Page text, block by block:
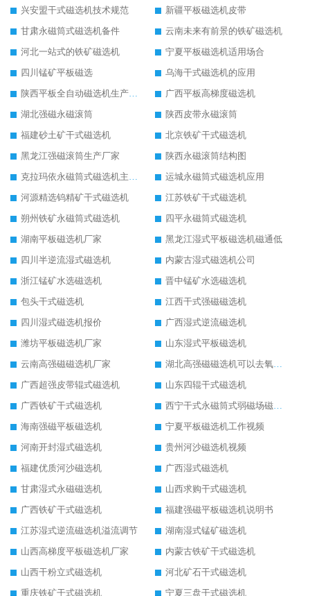
兴安盟干式磁选机技术规范
新疆平板磁选机皮带
甘肃永磁筒式磁选机备件
云南未来有前景的铁矿磁选机
河北一站式的铁矿磁选机
宁夏平板磁选机适用场合
四川锰矿平板磁选
乌海干式磁选机的应用
广西平板高梯度磁选机
湖北强磁永磁滚筒
陕西皮带永磁滚筒
福建砂土矿干式磁选机
北京铁矿干式磁选机
黑龙江强磁滚筒生产厂家
陕西永磁滚筒结构图
运城永磁筒式磁选机应用
河源精选钨精矿干式磁选机
江苏铁矿干式磁选机
朔州铁矿永磁筒式磁选机
四平永磁筒式磁选机
湖南平板磁选机厂家
黑龙江湿式平板磁选机磁通低
四川半逆流湿式磁选机
内蒙古湿式磁选机公司
浙江锰矿水选磁选机
晋中锰矿水选磁选机
包头干式磁选机
江西干式强磁磁选机
四川湿式磁选机报价
广西湿式逆流磁选机
潍坊平板磁选机厂家
山东湿式平板磁选机
云南高强磁磁选机厂家
广西超强皮带辊式磁选机
山东四辊干式磁选机
广西铁矿干式磁选机
海南强磁平板磁选机
宁夏平板磁选机工作视频
河南开封湿式磁选机
贵州河沙磁选机视频
福建优质河沙磁选机
广西湿式磁选机
甘肃湿式永磁磁选机
山西求购干式磁选机
广西铁矿干式磁选机
福建强磁平板磁选机说明书
江苏湿式逆流磁选机溢流调节
湖南湿式锰矿磁选机
山西高梯度平板磁选机厂家
内蒙古铁矿干式磁选机
山西干粉立式磁选机
河北矿石干式磁选机
重庆铁矿干式磁选机
宁夏三盘干式磁选机